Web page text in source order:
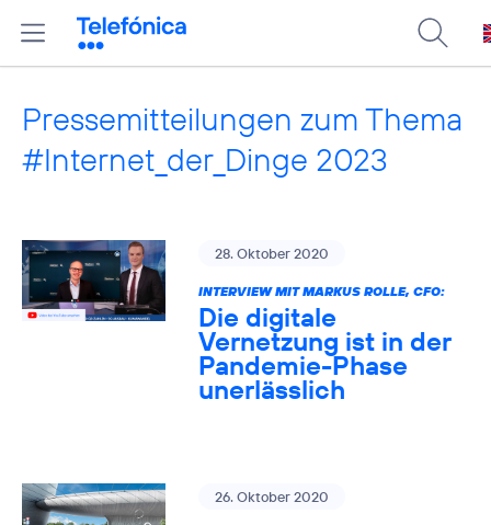
Pressemitteilungen zum Thema
#Internet_der_Dinge 2023
28. Oktober 2020
INTERVIEW MIT MARKUS ROLLE, CFO:
Die digitale
Vernetzung ist in der
Pandemie-Phase
unerlässlich
26. Oktober 2020